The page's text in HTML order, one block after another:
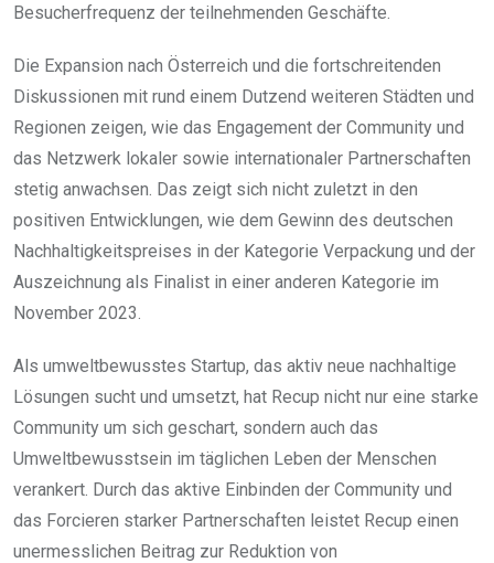
Besucherfrequenz der teilnehmenden Geschäfte.
Die Expansion nach Österreich und die fortschreitenden
Diskussionen mit rund einem Dutzend weiteren Städten und
Regionen zeigen, wie das Engagement der Community und
das Netzwerk lokaler sowie internationaler Partnerschaften
stetig anwachsen. Das zeigt sich nicht zuletzt in den
positiven Entwicklungen, wie dem Gewinn des deutschen
Nachhaltigkeitspreises in der Kategorie Verpackung und der
Auszeichnung als Finalist in einer anderen Kategorie im
November 2023.
Als umweltbewusstes Startup, das aktiv neue nachhaltige
Lösungen sucht und umsetzt, hat Recup nicht nur eine starke
Community um sich geschart, sondern auch das
Umweltbewusstsein im täglichen Leben der Menschen
verankert. Durch das aktive Einbinden der Community und
das Forcieren starker Partnerschaften leistet Recup einen
unermesslichen Beitrag zur Reduktion von